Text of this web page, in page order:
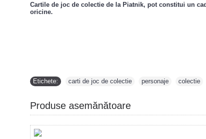
Cartile de joc de colectie de la Piatnik, pot constitui un
oricine.
Etichete: carti de joc de colectie personaje colectie
Produse asemănătoare